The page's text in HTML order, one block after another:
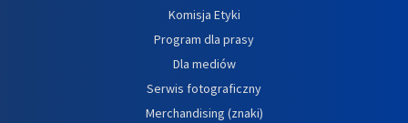
Komisja Etyki
Program dla prasy
Dla mediów
Serwis fotograficzny
Merchandising (znaki)